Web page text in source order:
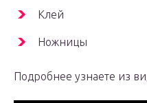
Клей
Ножницы
Подробнее узнаете из